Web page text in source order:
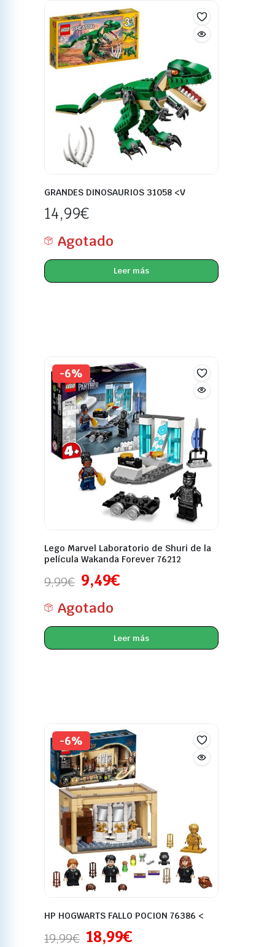
GRANDES DINOSAURIOS 31058 <V
14,99€
Agotado
Leer más
-6%
Lego Marvel Laboratorio de Shuri de la
película Wakanda Forever 76212
9,99€ 9,49€
Agotado
Leer más
-6%
HP HOGWARTS FALLO POCION 76386 <
19,99€ 18,99€